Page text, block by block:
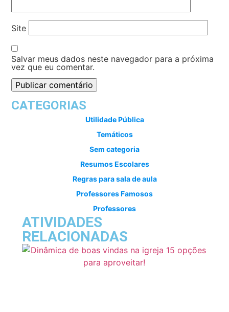
Site
Salvar meus dados neste navegador para a próxima
vez que eu comentar.
CATEGORIAS
Utilidade Pública
Temáticos
Sem categoria
Resumos Escolares
Regras para sala de aula
Professores Famosos
Professores
ATIVIDADES
RELACIONADAS